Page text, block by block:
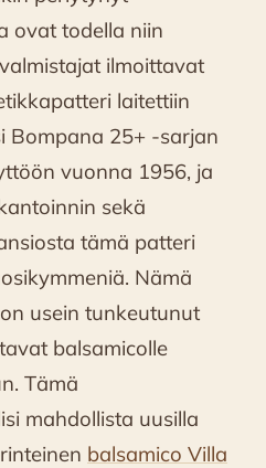
ovat todella niin
ilmoittavat
laitettiin
Bompana 25+ -sarjan
vuonna 1956, ja
sekä
tämä patteri
Nämä
usein tunkeutunut
balsamicolle
Tämä
mahdollista uusilla
balsamico Villa